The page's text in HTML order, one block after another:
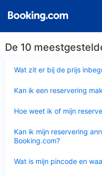
De 10
Wat zit er bij de prijs
Kan ik een reservering
Hoe weet ik of mijn
Kan ik mijn reservering
Booking.com?
Wat is mijn pincode en